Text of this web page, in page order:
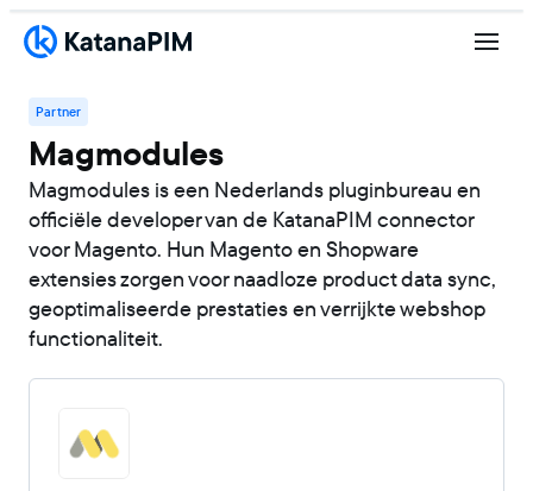
Partner
Magmodules
Magmodules is een Nederlands pluginbureau en
officiële developer van de KatanaPIM connector
voor Magento. Hun Magento en Shopware
extensies zorgen voor naadloze product data sync,
geoptimaliseerde prestaties en verrijkte webshop
functionaliteit.